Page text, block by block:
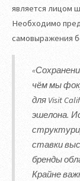
является лицом
Необходимо
самовыражения
чём мы
для Visit
эшелона.
ставки
бренды
Крайне